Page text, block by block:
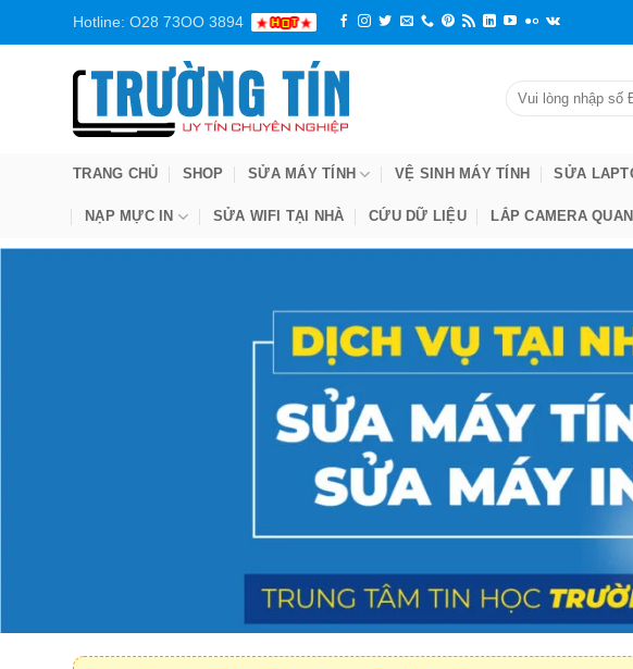
Hotline: O28 73OO 3894
TRANG CHỦ SHOP SỬA MÁY TÍNH VỆ SINH MÁY TÍNH SỬA
NẠP MỰC IN SỬA WIFI TẠI NHÀ CỨU DỮ LIỆU LẮP CAMERA